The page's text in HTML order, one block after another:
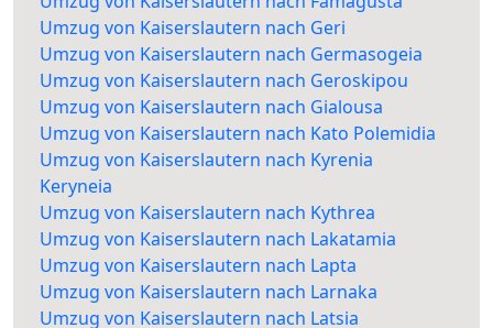
Umzug von Kaiserslautern nach Geri
Umzug von Kaiserslautern nach Germasogeia
Umzug von Kaiserslautern nach Geroskipou
Umzug von Kaiserslautern nach Gialousa
Umzug von Kaiserslautern nach Kato Polemidia
Umzug von Kaiserslautern nach Kyrenia
Keryneia
Umzug von Kaiserslautern nach Kythrea
Umzug von Kaiserslautern nach Lakatamia
Umzug von Kaiserslautern nach Lapta
Umzug von Kaiserslautern nach Larnaka
Umzug von Kaiserslautern nach Latsia